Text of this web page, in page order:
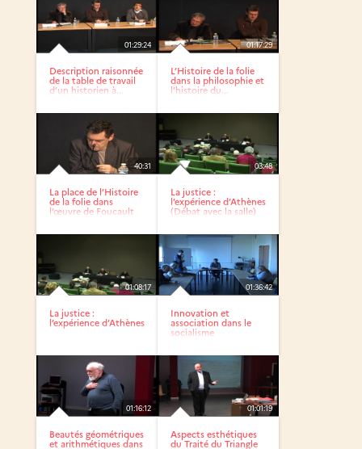
01:29:24
Description raisonnée
de la table de travail
d’un historien à...
01:17:29
L’Histoire de la folie
dans la philosophie et
l’histoire du...
40:31
La place de l’Histoire
de la folie dans
l’œuvre de Foucault
03:48
La justice :
l’expérience d’Athènes
(Débat avec la salle)
01:08:17
La justice :
l’expérience d’Athènes
01:36:42
Innovation et
association dans le
socialisme
01:16:12
Beautés géométriques
et arithmétiques dans
01:01:19
Aspects esthétiques
du Traité du Triangle